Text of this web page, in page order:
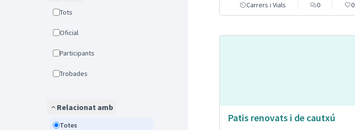
Tots
Oficial
Participants
Trobades
Relacionat amb
Totes
Carrers i Vials
0 0
Patis renovats i de cautxú